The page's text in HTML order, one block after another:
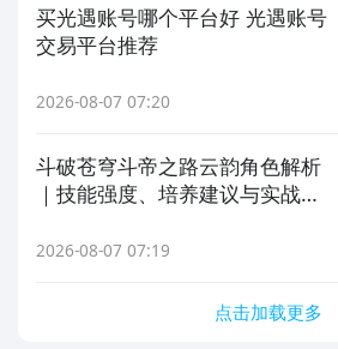
买光遇账号哪个平台好 光遇账号
交易平台推荐
2026-08-07 07:20
斗破苍穹斗帝之路云韵角色解析
｜技能强度、培养建议与实战表
2026-08-07 07:19
点击加载更多